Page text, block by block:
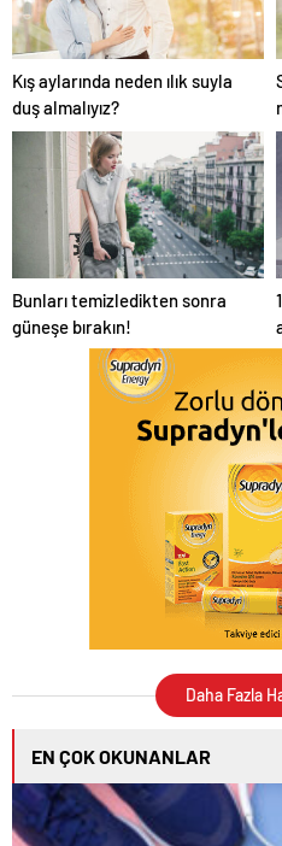
Kış aylarında neden ılık suyla
duş almalıyız?
Bunları temizledikten sonra
güneşe bırakın!
Daha Fazla
EN ÇOK OKUNANLAR